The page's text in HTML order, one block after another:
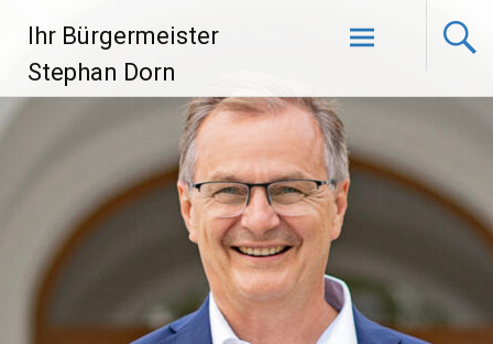
Inhalt
springen
Ihr Bürgermeister
Stephan Dorn